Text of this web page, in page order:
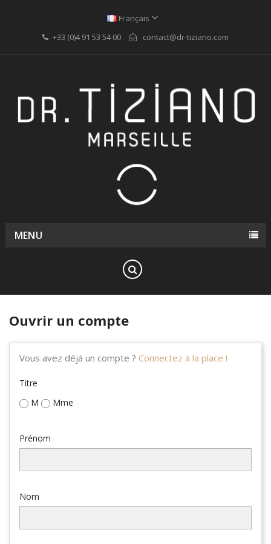
Français
+33 (0)4 91 53 54 00
contact@dr-tiziano.com
MENU
Ouvrir un compte
Vous avez déjà un compte ? Connectez à la place !
Titre
M
Mme
Prénom
Nom